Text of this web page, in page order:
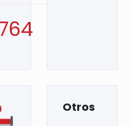
Otros